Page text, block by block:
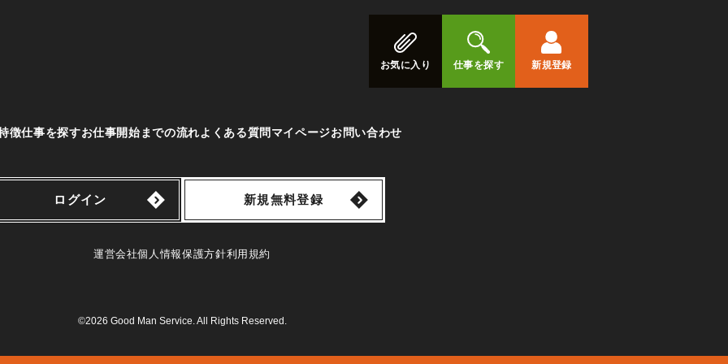
お気に入り 仕事を探す 新規登録
徴仕事を探すお仕事開始までの流れよくある質問 マイページお問い合わせ
ログイン 新規無料登録
運営会社個人情報保護方針利用規約
©2026 Good Man Service. All Rights Reserved.